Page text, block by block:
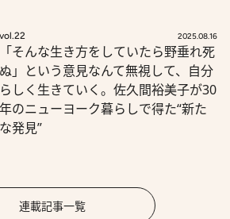
vol.22 2025.08.16
「そんな生き方をしていたら野垂れ死
ぬ」という意見なんて無視して、自分
らしく生きていく。佐久間裕美子が30
年のニューヨーク暮らしで得た“新た
な発見”
連載記事一覧